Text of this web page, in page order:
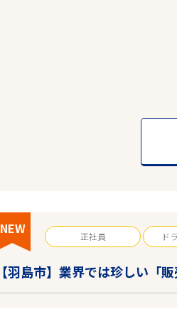
NEW 正社員 ド
【羽島市】業界では珍しい「